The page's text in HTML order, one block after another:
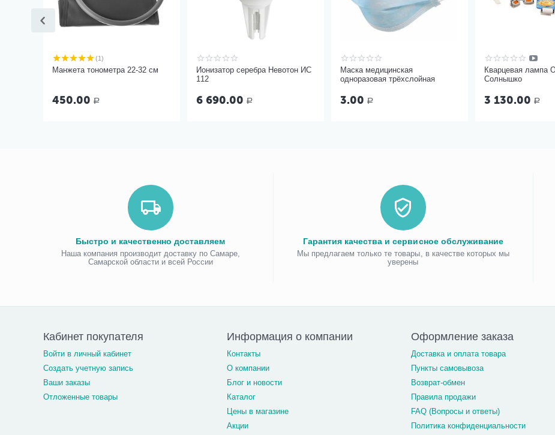
(1)
Манжета тонометра 22-32 см
450.00 Р
Ионизатор серебра Невотон ИС
112
6 690.00 Р
Маска медицинская
одноразовая трёхслойная
3.00 Р
Кварцевая лампа
Солнышко
3 130.00 Р
Быстро и качественно доставляем
Наша компания производит доставку по Самаре,
Самарской области и всей России
Гарантия качества и сервисное обслуживание
Мы предлагаем только те товары, в качестве которых мы
уверены
Кабинет покупателя
Войти в личный кабинет
Создать учетную запись
Ваши заказы
Отложенные товары
Информация о компании
Контакты
О компании
Блог и новости
Каталог
Цены в магазине
Акции
Оформление заказа
Доставка и оплата товара
Пункты самовывоза
Возврат-обмен
Правила продажи
FAQ (Вопросы и ответы)
Политика конфиденциальности